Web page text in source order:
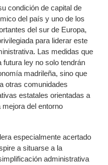
condición de capital de
del país y uno de los
del sur de Europa,
para liderar este
Las medidas que
ley no solo tendrán
madrileña, sino que
otras comunidades
estatales orientadas a
del entorno
especialmente acertado
a situarse a la
administrativa